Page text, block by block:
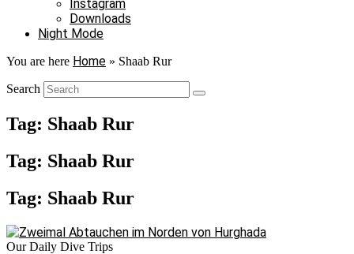
Instagram
Downloads
Night Mode
You are here Home » Shaab Rur
Search
Tag: Shaab Rur
Tag: Shaab Rur
Tag: Shaab Rur
Our Daily Dive Trips